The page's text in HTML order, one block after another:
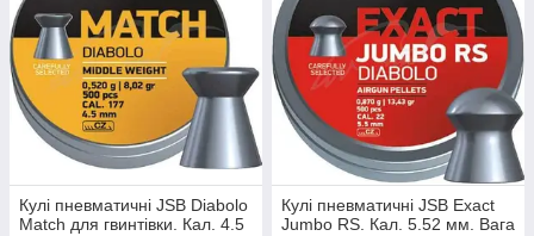
Кулі пневматичні JSB Diabolo
Match для гвинтівки. Кал. 4.5
Кулі пневматичні JSB Exact
Jumbo RS. Кал. 5.52 мм. Вага